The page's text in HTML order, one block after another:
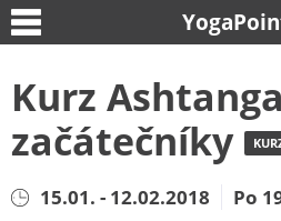
Kurz
začátečníky
15.01. - 12.02.2018 Po